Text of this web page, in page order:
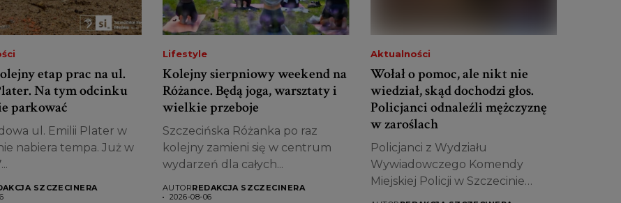
etap prac na ul.
Na tym odcinku
parkować
ul. Emilii Plater w
nabiera tempa. Już w
SZCZECINERA
Lifestyle
Kolejny sierpniowy weekend na
Różance. Będą joga, warsztaty i
wielkie przeboje
Szczecińska Różanka po raz
kolejny zamieni się w centrum
wydarzeń dla całych...
AUTORREDAKCJA SZCZECINERA
2026-08-06
Aktualności
Wołał o pomoc, ale nikt nie
wiedział, skąd dochodzi głos.
Policjanci odnaleźli mężczyznę
w zaroślach
Policjanci z Wydziału
Wywiadowczego Komendy
Miejskiej Policji w Szczecinie